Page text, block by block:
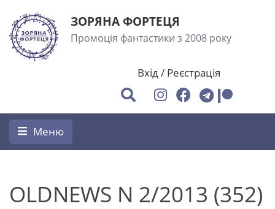
ЗОРЯНА ФОРТЕЦЯ
Промоція фантастики з 2008 року
Вхід/ Реєстрація
Меню
OLDNEWS N 2/2013 (352)